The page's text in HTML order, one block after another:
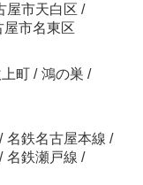
屋市天白区 /
屋市名東区
町 / 鴻の巣 /
/ 名鉄名古屋本線 /
/ 名鉄瀬戸線 /